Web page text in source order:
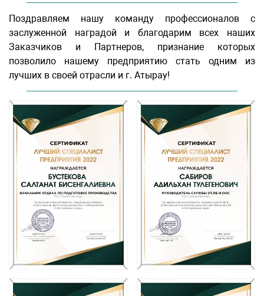
Поздравляем нашу команду профессионалов с
заслуженной наградой и благодарим всех наших
Заказчиков и Партнеров, признание которых
позволило нашему предприятию стать одним из
лучших в своей отрасли и г. Атырау!